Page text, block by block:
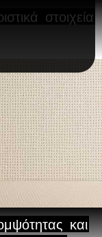
στοιχεία
και